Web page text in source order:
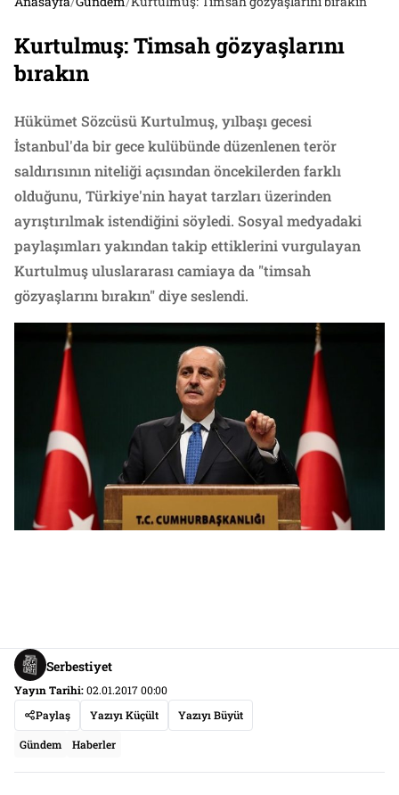
Kurtulmuş: Timsah gözyaşlarını
bırakın
Hükümet Sözcüsü Kurtulmuş, yılbaşı gecesi
İstanbul'da bir gece kulübünde düzenlenen terör
saldırısının niteliği açısından öncekilerden farklı
olduğunu, Türkiye'nin hayat tarzları üzerinden
ayrıştırılmak istendiğini söyledi. Sosyal medyadaki
paylaşımları yakından takip ettiklerini vurgulayan
Kurtulmuş uluslararası camiaya da "timsah
gözyaşlarını bırakın" diye seslendi.
Serbestiyet
Yayın Tarihi:02.01.2017 00:00
Paylaş
Yazıyı Küçült Yazıyı Büyüt
Gündem Haberler